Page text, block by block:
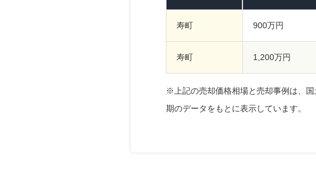
寿町 900万円
寿町 1,200万円
※上記の売却価格相場と売却事例は、国
期のデータをもとに表示しています。